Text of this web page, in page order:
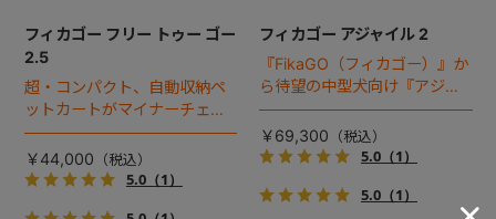
フィカゴー フリー トゥー ゴー
2.5
超・コンパクト、自動収納ペ
ットカートがマイナーチェン
ジ！
￥44,000
5.0（1）
フィカゴー アジャイル 2
『FikaGO（フィカゴー）』か
ら待望の中型犬向け『アジャ
イル２』 登場！耐荷重30kg
で、しかも1秒・自動収納機能
搭載！！
￥69,300
5.0（1）
5.0（1）